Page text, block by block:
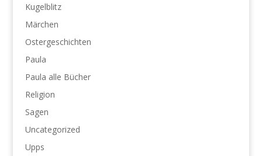
Kugelblitz
Märchen
Ostergeschichten
Paula
Paula alle Bücher
Religion
Sagen
Uncategorized
Upps